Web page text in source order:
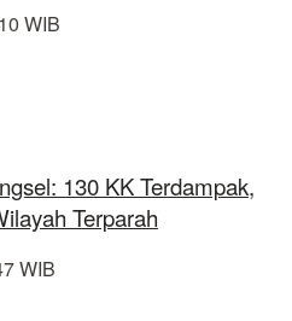
WIB
130 KK Terdampak,
Terparah
WIB